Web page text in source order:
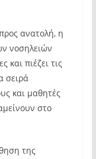
ανατολή, η
νοσηλειών
και πιέζει τις
σειρά
και μαθητές
στο
της